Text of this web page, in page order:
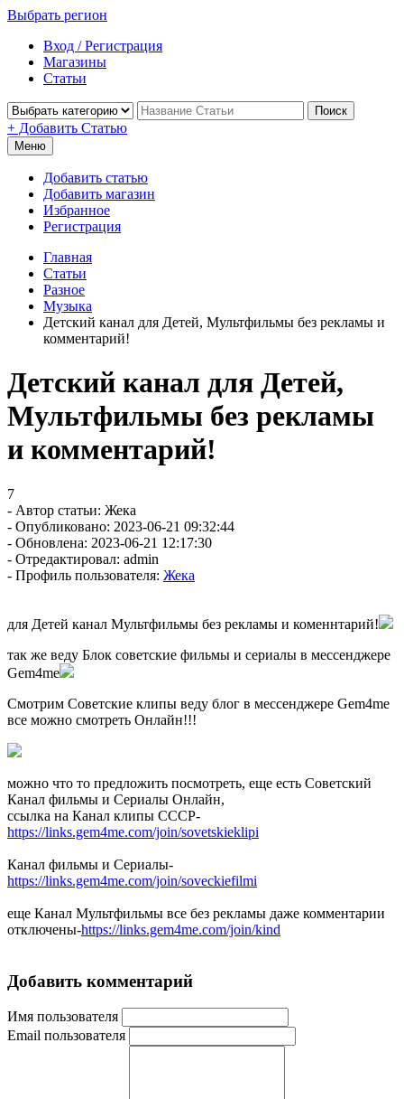
Выбрать регион
Вход / Регистрация
Магазины
Статьи
Поиск
+ Добавить Статью
Меню
Добавить статью
Добавить магазин
Избранное
Регистрация
Главная
Статьи
Разное
Музыка
Детский канал для Детей, Мультфильмы без рекламы и
комментарий!
Детский канал для Детей,
Мультфильмы без рекламы
и комментарий!
7
- Автор статьи: Жека
- Опубликовано: 2023-06-21 09:32:44
- Обновлена: 2023-06-21 12:17:30
- Отредактировал: admin
- Профиль пользователя: Жека
для Детей канал Мультфильмы без рекламы и коменнтарий!
так же веду Блок советские фильмы и сериалы в мессенджере
Gem4me
Смотрим Советские клипы веду блог в мессенджере Gem4me
все можно смотреть Онлайн!!!
можно что то предложить посмотреть, еще есть Советский
Канал фильмы и Сериалы Онлайн,
ссылка на Канал клипы СССР-
https://links.gem4me.com/join/sovetskieklipi
Канал фильмы и Сериалы-
https://links.gem4me.com/join/soveckiefilmi
еще Канал Мультфильмы все без рекламы даже комментарии
отключены-https://links.gem4me.com/join/kind
Добавить комментарий
Имя пользователя
Email пользователя